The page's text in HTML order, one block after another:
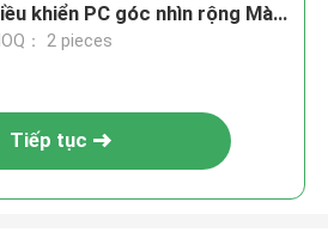
khiển PC góc nhìn rộng Màn
HDMI VGA
： 2 pieces
Tiếp tục